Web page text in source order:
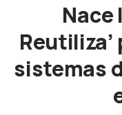
Nace
sistemas